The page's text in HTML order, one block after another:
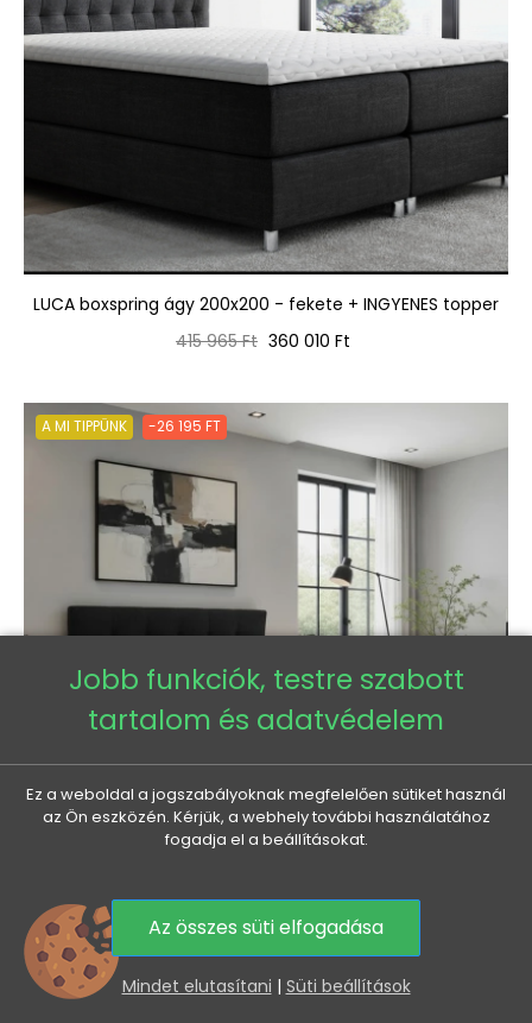
LUCA boxspring ágy 200x200 - fekete + INGYENES topper
Normál
415 965 Ft Ár
360 010 Ft
A MI TIPPÜNK -26 195 FT
Franciaágy 180x200 tárolóhellyel STIG 2 - antracit
Normál
ár
284 635 Ft Ár
258 440 Ft
0
Jobb funkciók, testre szabott
tartalom és adatvédelem
Ez a weboldal a jogszabályoknak megfelelően sütiket használ
az Ön eszközén. Kérjük, a webhely további használatához
fogadja el a beállításokat.
Az összes süti elfogadása
Mindet elutasítani | Süti beállítások